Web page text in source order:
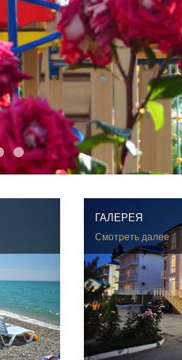
ГАЛЕРЕЯ
Смотреть далее